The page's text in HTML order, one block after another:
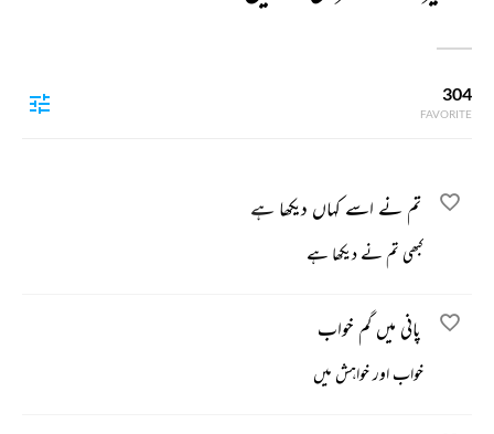
304
FAVORITE
تم نے اسے کہاں دیکھا ہے
کبھی تم نے دیکھا ہے
پانی میں گم خواب
خواب اور خواہش میں